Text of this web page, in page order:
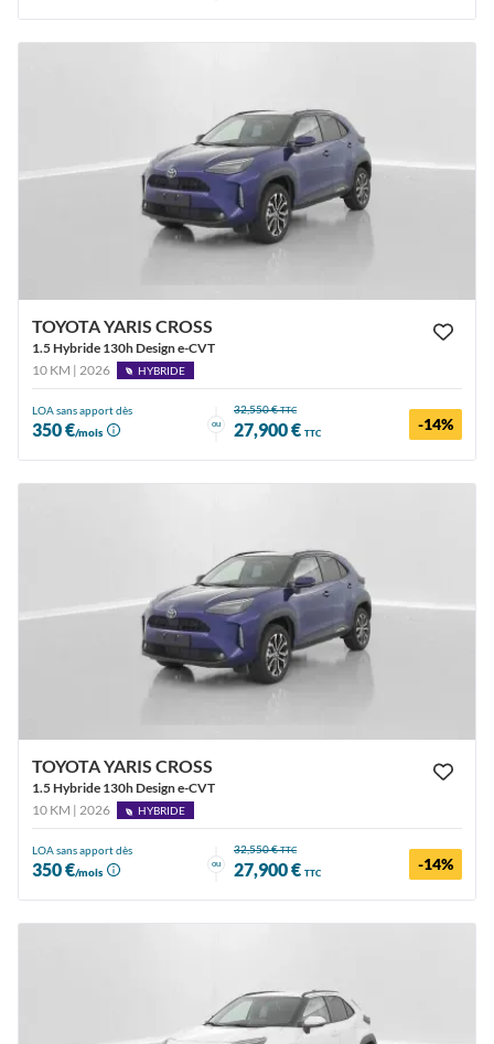
TOYOTA YARIS CROSS
1.5 Hybride 130h Design e-CVT
10 KM | 2026
HYBRIDE
LOA sans apport dès
350 €/mois
ou
32,550 €TTC
27,900 € TTC -14%
TOYOTA YARIS CROSS
1.5 Hybride 130h Design e-CVT
10 KM | 2026
HYBRIDE
LOA sans apport dès
350 €/mois
ou
32,550 €TTC
27,900 € TTC -14%